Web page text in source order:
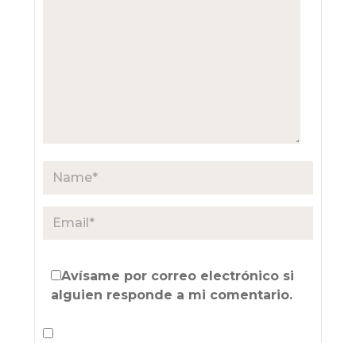
Avísame por correo electrónico si
alguien responde a mi comentario.